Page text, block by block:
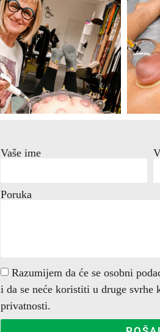
Vaše ime
Poruka
Razumijem da će se osobni
i da se neće koristiti u druge
privatnosti.